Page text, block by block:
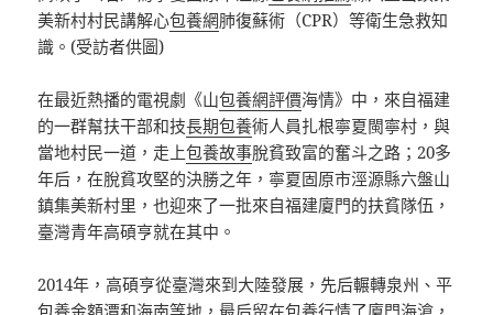
美新村村民講解心包養網肺復蘇術（CPR）等衛生急救知
識。(受訪者供圖)
在最近熱播的電視劇《山包養網評價海情》中，來自福建
的一群幫扶干部和技長期包養術人員扎根寧夏閩寧村，與
當地村民一道，走上包養故事脫貧致富的奮斗之路；20多
年后，在脫貧攻堅的決勝之年，寧夏固原市涇源縣六盤山
鎮集美新村里，也迎來了一批來自福建廈門的扶貧隊伍，
臺灣青年高碩亨就在其中。
2014年，高碩亨從臺灣來到大陸發展，先后輾轉泉州、平
包養金額潭和海南等地，最后留在包養行情了廈門海滄，